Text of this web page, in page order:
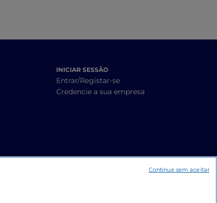
INICIAR SESSÃO
Entrar/Registar-se
Credencie a sua empresa
Continue sem aceitar